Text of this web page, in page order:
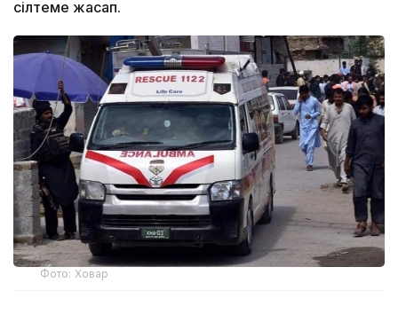
сілтеме жасап.
Фото: Ховар